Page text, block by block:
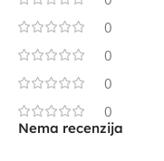
0
0
0
0
Nema recenzija